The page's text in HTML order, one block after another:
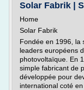
Solar Fabrik |
Home
Solar Fabrik
Fondée en 1996, la
leaders européens
photovoltaïque. En
simple fabricant de
développée pour
international coté